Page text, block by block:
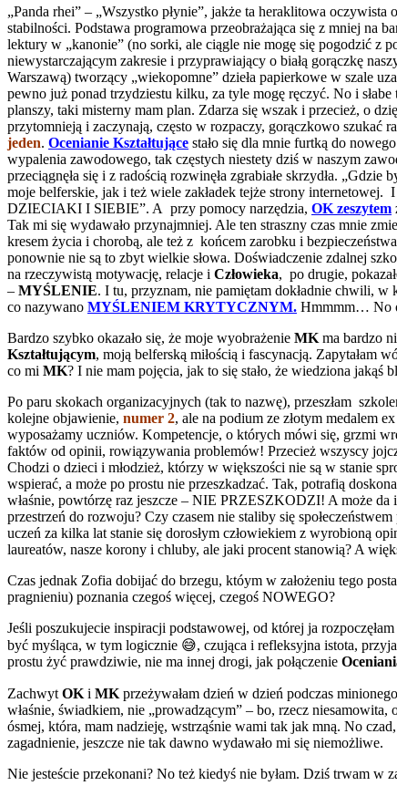
„Panda rhei” – „Wszystko płynie”, jakże ta heraklitowa
stabilności. Podstawa programowa przeobrażająca się z mniej na
lektury w „kanonie” (no sorki, ale ciągle nie mogę się pogodzić
niewystarczającym zakresie i przyprawiający o białą gorączkę
Warszawą) tworzący „wiekopomne” dzieła papierkowe w szale
pewno już ponad trzydziestu kilku, za tyle mogę ręczyć. No i
planszy, taki misterny mam plan. Zdarza się wszak i przecież, o
przytomnieją i zaczynają, często w rozpaczy, gorączkowo szukać
jeden. Ocenianie Kształtujące stało się dla mnie furtką do
wypalenia zawodowego, tak częstych niestety dziś w naszym
przeciągnęła się i z radością rozwinęła zgrabiałe skrzydła.
moje belferskie, jak i też wiele zakładek tejże strony internetowej.
DZIECIAKI I SIEBIE”. A przy pomocy narzędzia, OK zeszytem
Tak mi się wydawało przynajmniej. Ale ten straszny czas mnie
kresem życia i chorobą, ale też z końcem zarobku i
ponownie nie są to zbyt wielkie słowa. Doświadczenie zdalnej
na rzeczywistą motywację, relacje i Człowieka, po drugie,
– MYŚLENIE. I tu, przyznam, nie pamiętam dokładnie chwili, w
co nazywano MYŚLENIEM KRYTYCZNYM. Hmmmm… No
Bardzo szybko okazało się, że moje wyobrażenie MK ma bardzo
Kształtującym, moją belferską miłością i fascynacją. Zapytałam
co mi MK? I nie mam pojęcia, jak to się stało, że wiedziona jakąś
Po paru skokach organizacyjnych (tak to nazwę), przeszłam
kolejne objawienie, numer 2, ale na podium ze złotym medalem
wyposażamy uczniów. Kompetencje, o których mówi się, grzmi
faktów od opinii, rowiązywania problemów! Przecież wszyscy
Chodzi o dzieci i młodzież, którzy w większości nie są w stanie
wspierać, a może po prostu nie przeszkadzać. Tak, potrafią
właśnie, powtórzę raz jeszcze – NIE PRZESZKODZI! A może da
przestrzeń do rozwoju? Czy czasem nie staliby się
uczeń za kilka lat stanie się dorosłym człowiekiem z wyrobioną
laureatów, nasze korony i chluby, ale jaki procent stanowią? A
Czas jednak Zofia dobijać do brzegu, któym w założeniu tego
pragnieniu) poznania czegoś więcej, czegoś NOWEGO?
Jeśli poszukujecie inspiracji podstawowej, od której ja
być myśląca, w tym logicznie 😅, czująca i refleksyjna istota,
prostu żyć prawdziwie, nie ma innej drogi, jak połączenie
Zachwyt OK i MK przeżywałam dzień w dzień podczas
właśnie, świadkiem, nie „prowadzącym” – bo, rzecz
ósmej, która, mam nadzieję, wstrząśnie wami tak jak mną. No
zagadnienie, jeszcze nie tak dawno wydawało mi się niemożliwe.
Nie jesteście przekonani? No też kiedyś nie byłam. Dziś trwam w